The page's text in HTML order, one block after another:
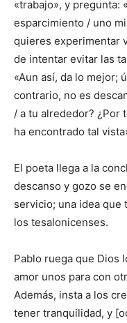
«trabajo», y pregunta:
esparcimiento / uno
quieres experimentar
de intentar evitar las
«Aun así, da lo mejor;
contrario, no es
/ a tu alrededor? ¿Por
ha encontrado tal
El poeta llega a la
descanso y gozo se
servicio; una idea que
los tesalonicenses.
Pablo ruega que Dios
amor unos para con
Además, insta a los
tener tranquilidad, y